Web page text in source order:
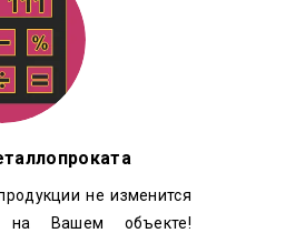
не изменится
на Вашем объекте!